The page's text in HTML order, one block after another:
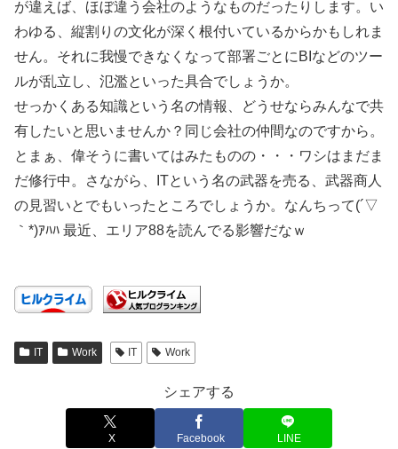
が違えば、ほぼ違う会社のようなものだったりします。い
わゆる、縦割りの文化が深く根付いているからかもしれま
せん。それに我慢できなくなって部署ごとにBIなどのツー
ルが乱立し、氾濫といった具合でしょうか。
せっかくある知識という名の情報、どうせならみんなで共
有したいと思いませんか？同じ会社の仲間なのですから。
とまぁ、偉そうに書いてはみたものの・・・ワシはまだま
だ修行中。さながら、ITという名の武器を売る、武器商人
の見習いとでもいったところでしょうか。なんちって(´▽
｀*)ｱﾊﾊ 最近、エリア88を読んでる影響だなｗ
IT Work IT Work
シェアする
X Facebook LINE